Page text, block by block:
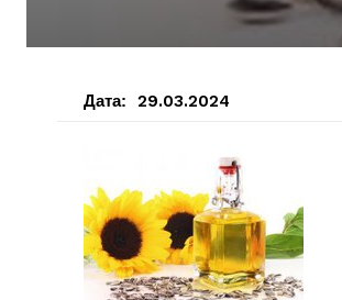
Дата: 29.03.2024